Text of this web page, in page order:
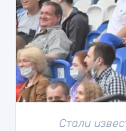
Стали